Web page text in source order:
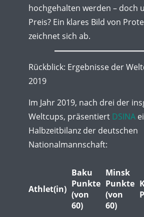
hochgehalten werden – doch
Preis? Ein klares Bild von
zeichnet sich ab.
Rückblick: Ergebnisse der
2019
Im Jahr 2019, nach drei der
Weltcups, präsentiert DSINA
Halbzeitbilanz der deutschen
Nationalmannschaft:
Athlet(in)
Baku
Punkte
(von
60)
Minsk
Punkte
(von
60)